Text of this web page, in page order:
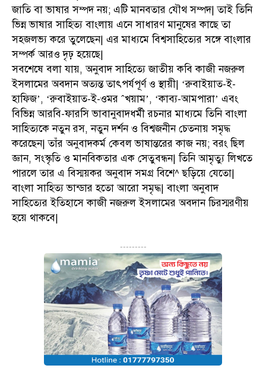
জাতি বা ভাষার সম্পদ নয়; এটি মানবতার যৌথ সম্পদ| তাই তিনি
ভিন্ন ভাষার সাহিত্য বাংলায় এনে সাধারণ মানুষের কাছে তা
সহজলভ্য করে তুলেছেন| এর মাধ্যমে বিশ্বসাহিত্যের সঙ্গে বাংলার
সম্পর্ক আরও দৃঢ় হয়েছে|
সবশেষে বলা যায়, অনুবাদ সাহিত্যে জাতীয় কবি কাজী নজরুল
ইসলামের অবদান অত্যন্ত তাৎপর্যপূর্ণ ও স্থায়ী| ‘রুবাইয়াত-ই-
হাফিজ’, ‘রুবাইয়াত-ই-ওমর ˆখয়াম’, ‘কাব্য-আমপারা’ এবং
বিভিন্ন আরবি-ফারসি ভাবানুবাদধর্মী রচনার মাধ্যমে তিনি বাংলা
সাহিত্যকে নতুন রস, নতুন দর্শন ও বিশ্বজনীন চেতনায় সমৃদ্ধ
করেছেন| তাঁর অনুবাদকর্ম কেবল ভাষান্তরের কাজ নয়; বরং ছিল
জ্ঞান, সংস্কৃতি ও মানবিকতার এক সেতুবন্ধন| তিনি আমৃত্যু লিখতে
পারলে তার এ বিস্ময়কর অনুবাদ সমগ্র বিশে^ ছড়িয়ে যেতো|
বাংলা সাহিত্য ভান্ডার হতো আরো সমৃদ্ধ| বাংলা অনুবাদ
সাহিত্যের ইতিহাসে কাজী নজরুল ইসলামের অবদান চিরস্মরণীয়
হয়ে থাকবে|
---------